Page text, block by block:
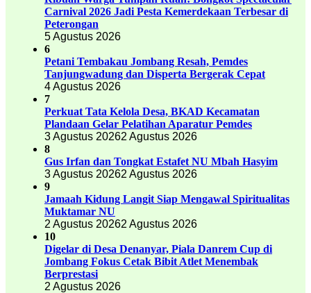
Carnival 2026 Jadi Pesta Kemerdekaan Terbesar di
Peterongan
5 Agustus 2026
6
Petani Tembakau Jombang Resah, Pemdes
Tanjungwadung dan Disperta Bergerak Cepat
4 Agustus 2026
7
Perkuat Tata Kelola Desa, BKAD Kecamatan
Plandaan Gelar Pelatihan Aparatur Pemdes
3 Agustus 20262 Agustus 2026
8
Gus Irfan dan Tongkat Estafet NU Mbah Hasyim
3 Agustus 20262 Agustus 2026
9
Jamaah Kidung Langit Siap Mengawal Spiritualitas
Muktamar NU
2 Agustus 20262 Agustus 2026
10
Digelar di Desa Denanyar, Piala Danrem Cup di
Jombang Fokus Cetak Bibit Atlet Menembak
Berprestasi
2 Agustus 2026